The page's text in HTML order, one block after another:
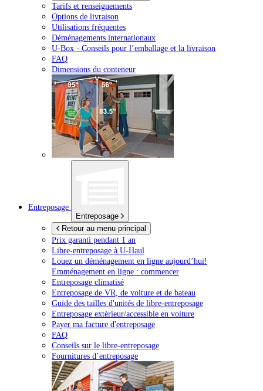
Tarifs et renseignements
Options de livraison
Utilisations fréquentes
Déménagements internationaux
U-Box - Conseils pour l’emballage et la livraison
FAQ
Dimensions du conteneur
Entreposage
Entreposage
Retour au menu principal
Prix garanti pendant 1 an
Libre-entreposage à U-Haul
Louez un déménagement en ligne aujourd’hui!
Emménagement en ligne : commencer
Entreposage climatisé
Entreposage de VR, de voiture et de bateau
Guide des tailles d'unités de libre-entreposage
Entreposage extérieur/accessible en voiture
Payer ma facture d'entreposage
FAQ
Conseils sur le libre-entreposage
Fournitures d’entreposage